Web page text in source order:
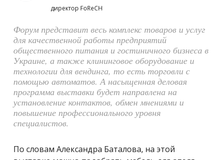
директор FoReCH
Форум представит весь комплекс товаров и услуг
для качественной работы предприятий
общественного питания и гостиничного бизнеса в
Украине, а также клининговое оборудование и
технологии для вендинга, то есть торговли с
помощью автоматов. А насыщенная деловая
программа выставки будет направлена на
установление контактов, обмен мнениями и
повышение профессионального уровня
специалистов.
По словам Александра Баталова, на этой